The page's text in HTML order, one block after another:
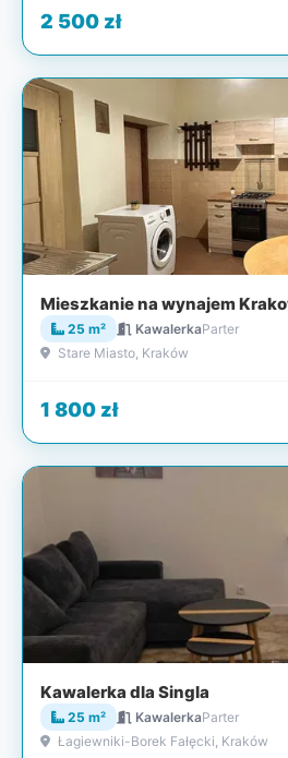
2 500 zł
Mieszkanie na wynajem
25 m² KawalerkaParter
Stare Miasto, Kraków
1 800 zł
Kawalerka dla Singla
25 m² KawalerkaParter
Łagiewniki-Borek Fałęcki, Kraków